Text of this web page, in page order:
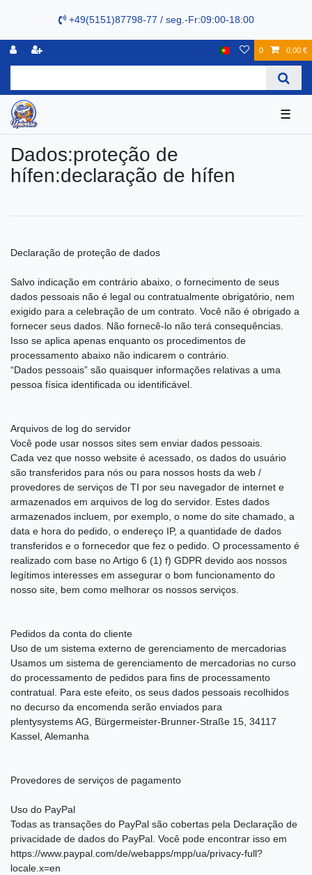
+49(5151)87798-77 / seg.-Fr:09:00-18:00
0 0,00 €
☰
Dados:proteção de
hífen:declaração de hífen
Declaração de proteção de dados
Salvo indicação em contrário abaixo, o fornecimento de seus
dados pessoais não é legal ou contratualmente obrigatório, nem
exigido para a celebração de um contrato. Você não é obrigado a
fornecer seus dados. Não fornecê-lo não terá consequências.
Isso se aplica apenas enquanto os procedimentos de
processamento abaixo não indicarem o contrário.
“Dados pessoais” são quaisquer informações relativas a uma
pessoa física identificada ou identificável.
Arquivos de log do servidor
Você pode usar nossos sites sem enviar dados pessoais.
Cada vez que nosso website é acessado, os dados do usuário
são transferidos para nós ou para nossos hosts da web /
provedores de serviços de TI por seu navegador de internet e
armazenados em arquivos de log do servidor. Estes dados
armazenados incluem, por exemplo, o nome do site chamado, a
data e hora do pedido, o endereço IP, a quantidade de dados
transferidos e o fornecedor que fez o pedido. O processamento é
realizado com base no Artigo 6 (1) f) GDPR devido aos nossos
legítimos interesses em assegurar o bom funcionamento do
nosso site, bem como melhorar os nossos serviços.
Pedidos da conta do cliente
Uso de um sistema externo de gerenciamento de mercadorias
Usamos um sistema de gerenciamento de mercadorias no curso
do processamento de pedidos para fins de processamento
contratual. Para este efeito, os seus dados pessoais recolhidos
no decurso da encomenda serão enviados para
plentysystems AG, Bürgermeister-Brunner-Straße 15, 34117
Kassel, Alemanha
Provedores de serviços de pagamento
Uso do PayPal
Todas as transações do PayPal são cobertas pela Declaração de
privacidade de dados do PayPal. Você pode encontrar isso em
https://www.paypal.com/de/webapps/mpp/ua/privacy-full?
locale.x=en